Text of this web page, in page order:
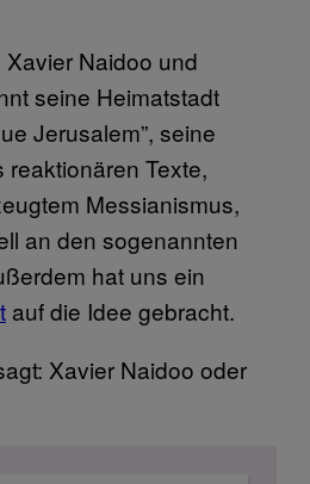
Naidoo und
seine Heimatstadt
Jerusalem”, seine
Texte,
Messianismus,
an den sogenannten
hat uns ein
auf die Idee gebracht.
Xavier Naidoo oder